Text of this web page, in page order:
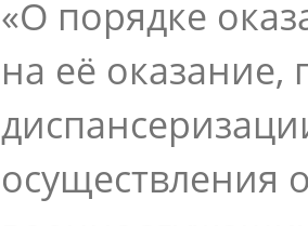
«О порядке
на её
осуществления